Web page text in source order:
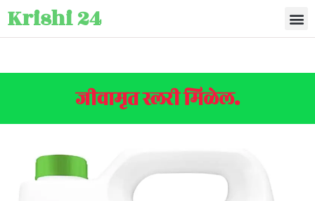
Krishi 24
जीवामृत स्लरी मिळेल.